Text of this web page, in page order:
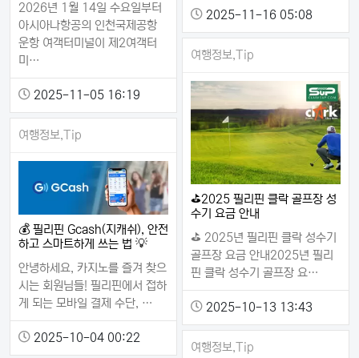
2025-11-16 05:08
2026년 1월 14일 수요일부터
아시아나항공의 인천국제공항
운항 여객터미널이 제2여객터
미…
2025-11-05 16:19
여행정보,Tip
⛳2025 필리핀 클락 골프장 성
수기 요금 안내
⛳ 2025년 필리핀 클락 성수기
골프장 요금 안내2025년 필리
핀 클락 성수기 골프장 요…
2025-10-13 13:43
여행정보,Tip
💰 필리핀 Gcash(지캐쉬), 안전
하고 스마트하게 쓰는 법 💡
안녕하세요, 카지노를 즐겨 찾으
시는 회원님들! 필리핀에서 접하
게 되는 모바일 결제 수단, …
2025-10-04 00:22
여행정보,Tip